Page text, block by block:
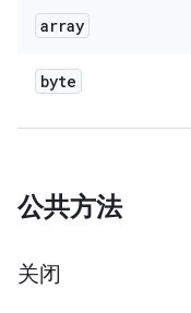
array
byte
公共方法
关闭